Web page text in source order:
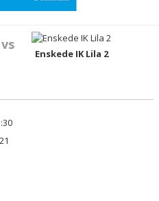
vs
Enskede IK Lila 2